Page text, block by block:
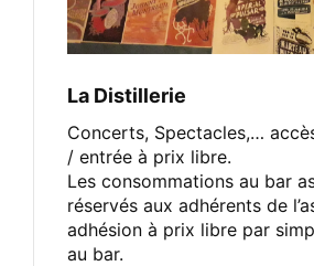
La Distillerie
Concerts, Spectacles,…
/ entrée à prix libre.
Les consommations au bar
réservés aux adhérents de
adhésion à prix libre par
au bar.